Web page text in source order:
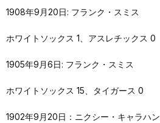
1908年9月20日: フランク・スミス
ホワイトソックス 1、アスレチックス 0
1905年9月6日: フランク・スミス
ホワイトソックス 15、タイガース 0
1902年9月20日：ニクシー・キャラハン